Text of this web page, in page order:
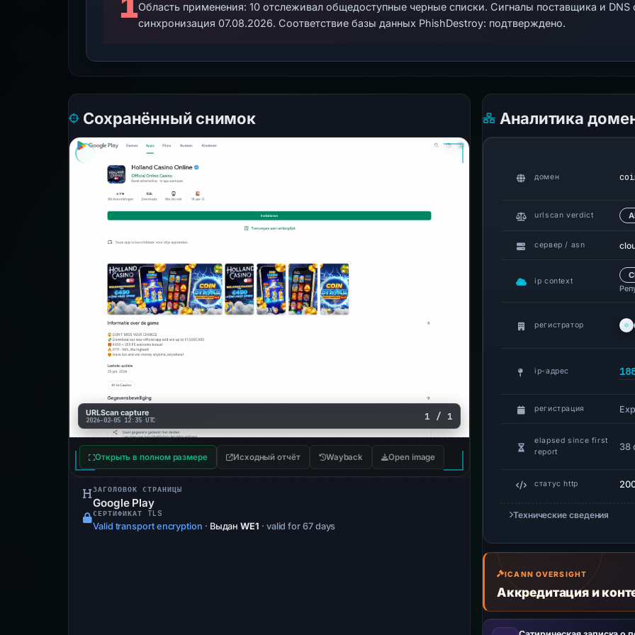
Область применения: 10 отслеживал общедоступные черные списки. Сигналы поставщика и
синхронизация 07.08.2026. Соответствие базы данных PhishDestroy: подтверждено.
Сохранённый снимок
URLScan capture
2026-02-05 12:35 UTC 1 / 1
Открыть в полном размере Исходный отчёт Wayback Open image
ЗАГОЛОВОК СТРАНИЦЫ
Google Play
СЕРТИФИКАТ TLS
Valid transport encryption · ВыданWE1 · valid for 67 days
Аналитика
домен
urlscan verdict
сервер / asn
ip context
регистратор
ip-адрес
регистрация
elapsed since first
report
38
статус http
Технические сведения
ICANN OVERSIGHT
Аккредитация и